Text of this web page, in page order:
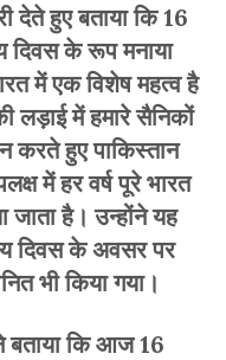
देते हुए बताया कि 16
दिवस के रूप मनाया
में एक विशेष महत्व है
लड़ाई में हमारे सैनिकों
करते हुए पाकिस्तान
में हर वर्ष पूरे भारत
जाता है। उन्होंने यह
दिवस के अवसर पर
भी किया गया।
बताया कि आज 16